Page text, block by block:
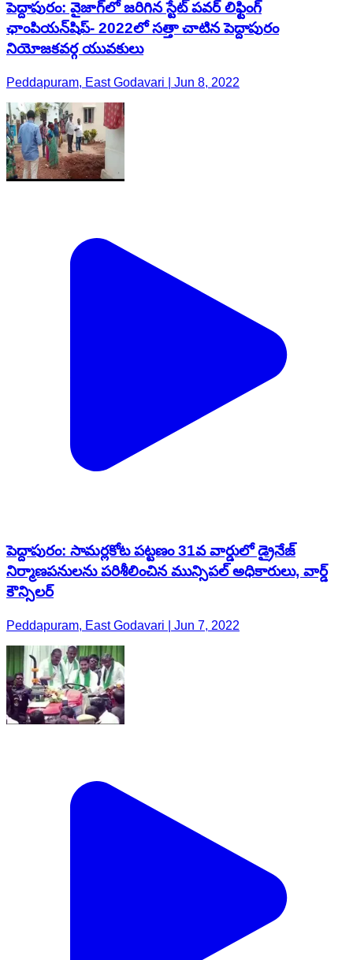
పెద్దాపురం: వైజాగ్‌లో జరిగిన స్టేట్ పవర్ లిఫ్టింగ్
ఛాంపియన్‌షిప్‌- 2022లో సత్తా చాటిన పెద్దాపురం
నియోజకవర్గ యువకులు
Peddapuram, East Godavari | Jun 8, 2022
పెద్దాపురం: సామర్లకోట పట్టణం 31వ వార్డులో డ్రైనేజ్
నిర్మాణపనులను పరిశీలించిన మున్సిపల్ అధికారులు, వార్డ్
కౌన్సిలర్
Peddapuram, East Godavari | Jun 7, 2022